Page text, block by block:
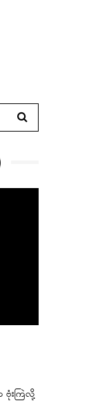
ဗုံးကြဲလို့